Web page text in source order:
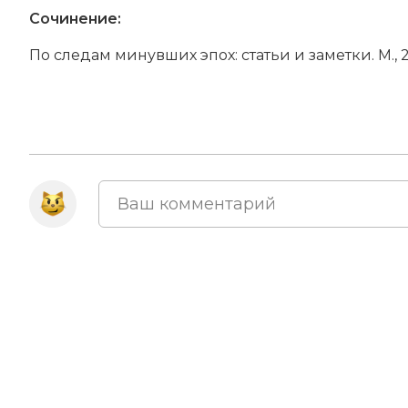
Сочинение:
По сле­дам ми­нув­ших эпох: ста­тьи и за­мет­ки. М.,